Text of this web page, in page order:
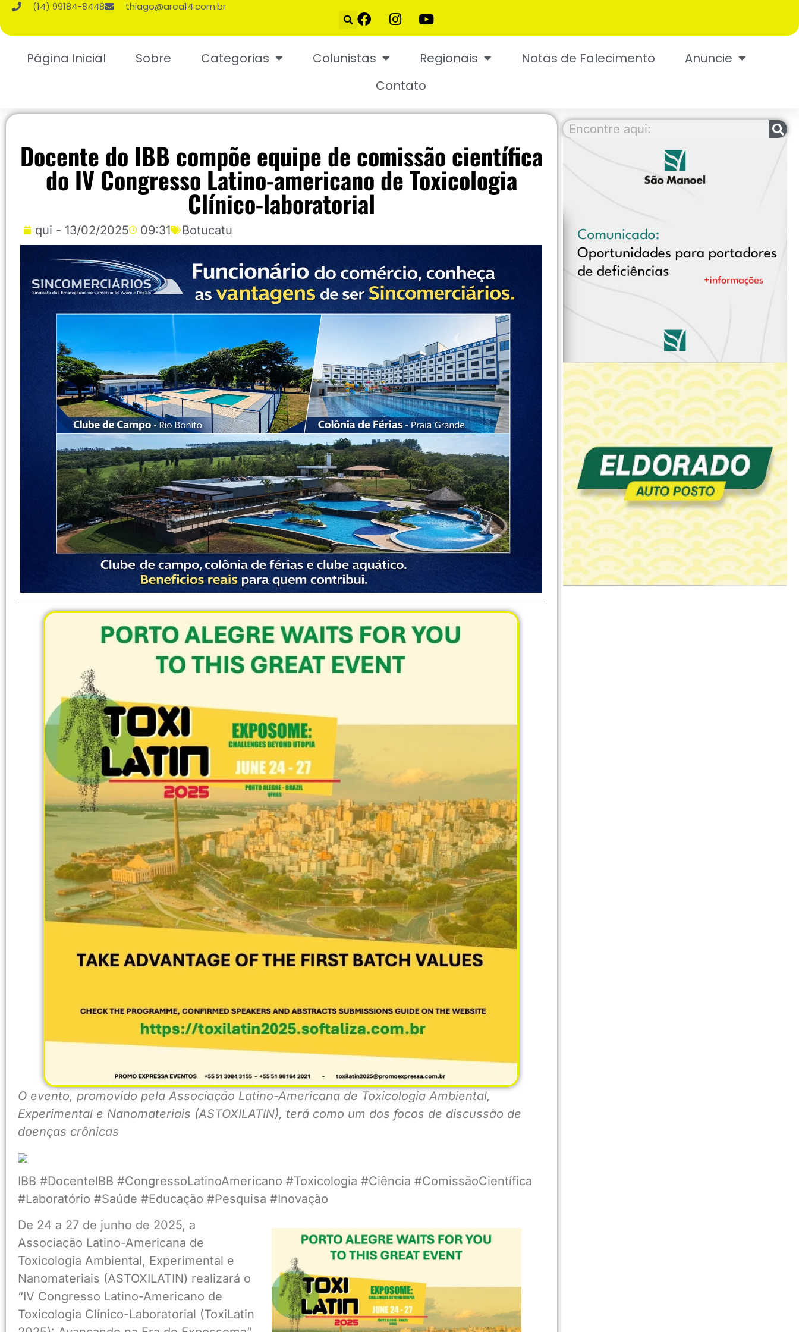
(14) 99184-8448 thiago@area14.com.br
Página Inicial Sobre Categorias Colunistas Regionais Notas de Falecimento
Anuncie
Contato
Docente do IBB compõe equipe de comissão científica
do IV Congresso Latino-americano de Toxicologia
Clínico-laboratorial
qui - 13/02/2025 09:31 Botucatu
O evento, promovido pela Associação Latino-Americana de Toxicologia Ambiental,
Experimental e Nanomateriais (ASTOXILATIN), terá como um dos focos de discussão de
doenças crônicas
IBB #DocenteIBB #CongressoLatinoAmericano #Toxicologia #Ciência #ComissãoCientífica
#Laboratório #Saúde #Educação #Pesquisa #Inovação
De 24 a 27 de junho de 2025, a
Associação Latino-Americana de
Toxicologia Ambiental, Experimental e
Nanomateriais (ASTOXILATIN) realizará o
“IV Congresso Latino-Americano de
Toxicologia Clínico-Laboratorial (ToxiLatin